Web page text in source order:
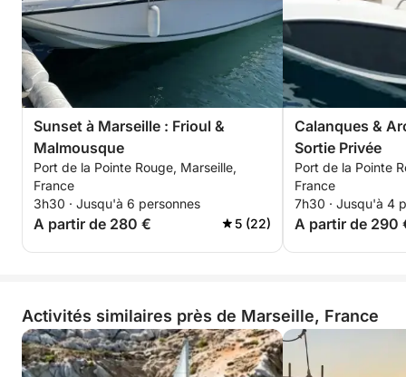
Sunset à Marseille : Frioul &
Malmousque
Port de la Pointe Rouge, Marseille,
France
3h30 · Jusqu'à 6 personnes
A partir de 280 € 5 (22)
Calanques &
Sortie Privée
Port de la Pointe
France
7h30 · Jusqu'à 4
A partir de 290
Activités similaires près de Marseille, France